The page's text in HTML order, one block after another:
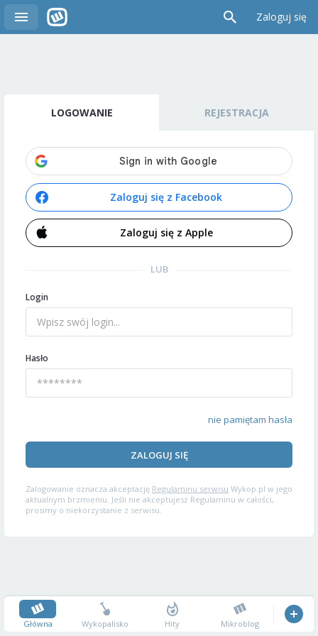
Zaloguj się
LOGOWANIE REJESTRACJA
Zaloguj się z Facebook
Zaloguj się z Apple
LUB
Login
Hasło
nie pamiętam hasła
ZALOGUJ SIĘ
Zalogowanie oznacza akceptację Regulaminu serwisu Wykop.pl w jego
aktualnym brzmieniu. Jeśli nie akceptujesz Regulaminu w całości,
prosimy o niekorzystanie z serwisu.
Główna Wykopalisko Hity Mikroblog